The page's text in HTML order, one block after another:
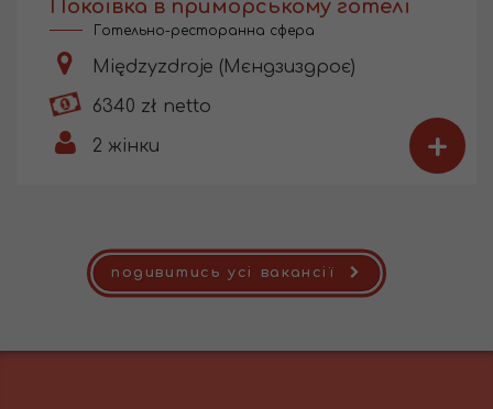
Покоївка в приморському готелі
Готельно-ресторанна сфера
Międzyzdroje (Мєндзиздроє)
6340 zł netto
2 жінки +
подивитись усі вакансії